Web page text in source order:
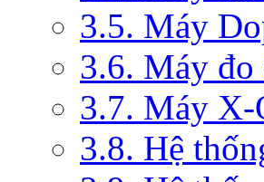
3.5. Máy
3.6. Máy
3.7. Máy X-
3.8. Hệ